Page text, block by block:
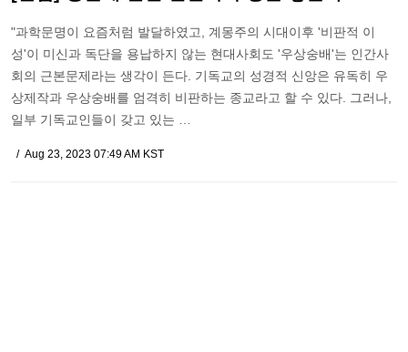
"과학문명이 요즘처럼 발달하였고, 계몽주의 시대이후 '비판적 이
성'이 미신과 독단을 용납하지 않는 현대사회도 '우상숭배'는 인간사
회의 근본문제라는 생각이 든다. 기독교의 성경적 신앙은 유독히 우
상제작과 우상숭배를 엄격히 비판하는 종교라고 할 수 있다. 그러나,
일부 기독교인들이 갖고 있는 …
Aug 23, 2023 07:49 AM KST